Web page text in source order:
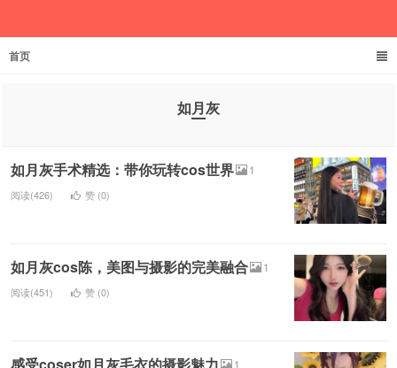
首页
如月灰
如月灰手术精选：带你玩转cos世界 1
阅读(426) 赞 (0)
如月灰cos陈，美图与摄影的完美融合 1
阅读(451) 赞 (0)
1